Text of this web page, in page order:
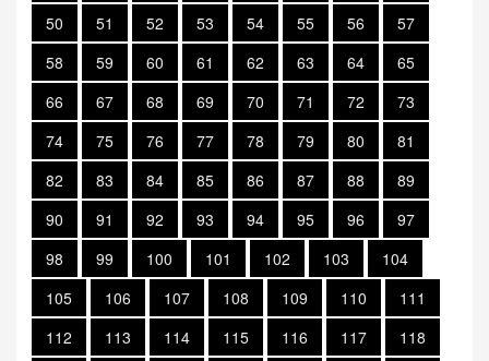
50
51 52 53 54 55 56
57
58
59 60 61 62 63 64
65
66
67 68 69 70 71 72
73
74
75 76 77 78 79 80
81
82
83 84 85 86 87 88
89
90
91 92 93 94 95 96
97
98
99 100 101 102 103
104
105
106 107 108 109 110
111
112
113 114 115 116 117
118